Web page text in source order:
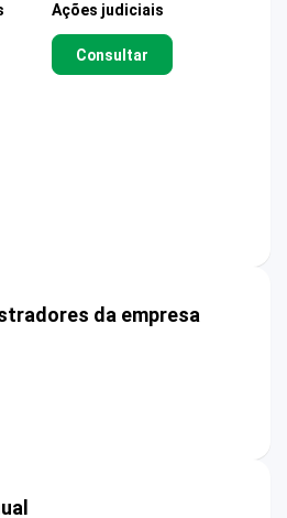
Ações judiciais
Consultar
da empresa